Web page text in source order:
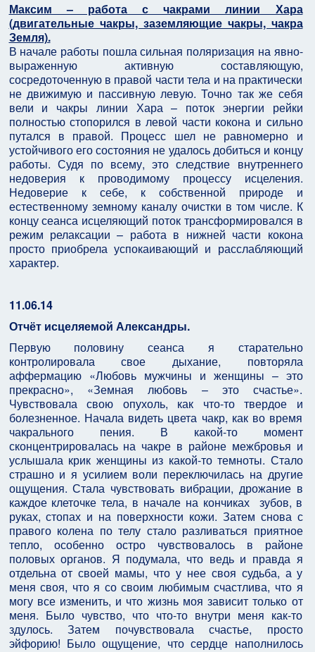
Максим – работа с чакрами линии Хара
(двигательные чакры, заземляющие чакры, чакра
Земля).
В начале работы пошла сильная поляризация на явно-
выраженную активную составляющую,
сосредоточенную в правой части тела и на практически
не движимую и пассивную левую. Точно так же себя
вели и чакры линии Хара – поток энергии рейки
полностью стопорился в левой части кокона и сильно
путался в правой. Процесс шел не равномерно и
устойчивого его состояния не удалось добиться и концу
работы. Судя по всему, это следствие внутреннего
недоверия к проводимому процессу исцеления.
Недоверие к себе, к собственной природе и
естественному земному каналу очистки в том числе. К
концу сеанса исцеляющий поток трансформировался в
режим релаксации – работа в нижней части кокона
просто приобрела успокаивающий и расслабляющий
характер.
11.06.14
Отчёт исцеляемой Александры.
Первую половину сеанса я старательно
контролировала свое дыхание, повторяла
аффермацию «Любовь мужчины и женщины – это
прекрасно», «Земная любовь – это счастье».
Чувствовала свою опухоль, как что-то твердое и
болезненное. Начала видеть цвета чакр, как во время
чакрального пения. В какой-то момент
сконцентрировалась на чакре в районе межбровья и
услышала крик женщины из какой-то темноты. Стало
страшно и я усилием воли переключилась на другие
ощущения. Стала чувствовать вибрации, дрожание в
каждое клеточке тела, в начале на кончиках зубов, в
руках, стопах и на поверхности кожи. Затем снова с
правого колена по телу стало разливаться приятное
тепло, особенно остро чувствовалось в районе
половых органов. Я подумала, что ведь и правда я
отдельна от своей мамы, что у нее своя судьба, а у
меня своя, что я со своим любимым счастлива, что я
могу все изменить, и что жизнь моя зависит только от
меня. Было чувство, что что-то внутри меня как-то
здулось. Затем почувствовала счастье, просто
эйфорию! Было ощущение, что сердце наполнилось